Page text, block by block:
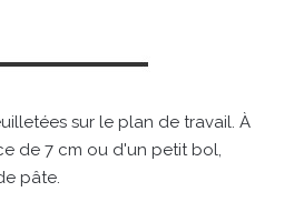
sur le plan de travail. À
de 7 cm ou d'un petit bol,
pâte.